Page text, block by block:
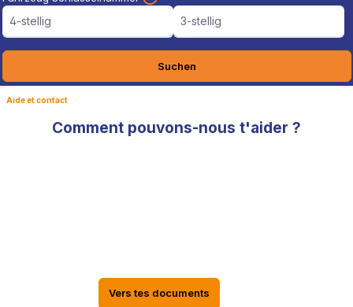
4-stellig
3-stellig
Suchen
Aide et contact
Comment pouvons-nous t'aider ?
Vers tes documents